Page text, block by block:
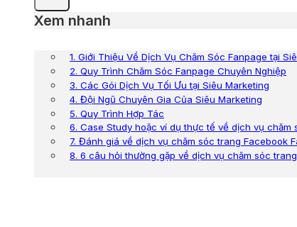
Xem nhanh
1. Giới Thiệu Về Dịch Vụ Chăm Sóc Fanpage tại
2. Quy Trình Chăm Sóc Fanpage Chuyên Nghiệp
3. Các Gói Dịch Vụ Tối Ưu tại Siêu Marketing
4. Đội Ngũ Chuyên Gia Của Siêu Marketing
5. Quy Trình Hợp Tác
6. Case Study hoặc ví dụ thực tế về dịch vụ chăm
7. Đánh giá về dịch vụ chăm sóc trang Facebook
8. 6 câu hỏi thường gặp về dịch vụ chăm sóc